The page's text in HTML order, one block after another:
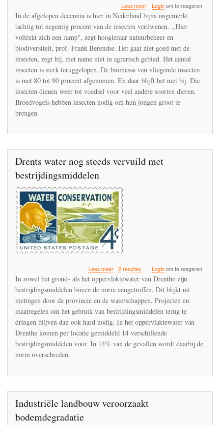
Lees meerover
Friedrich
Nietzsche
(1844-
1900)
in
boek
Aldus
sprak
Zarathoestra:
'Blijf
de
Loginom te reageren
In de afgelopen decennia is hier in Nederland bijna ongemerkt
tachtig tot negentig procent van de insecten verdwenen. ,,Hier
voltrekt zich een ramp", zegt hoogleraar natuurbeheer en
biodiversiteit, prof. Frank Berendse. Het gaat niet goed met de
insecten, zegt hij, met name niet in agrarisch gebied. Het aantal
insecten is sterk teruggelopen. De biomassa van vliegende insecten
is met 80 tot 90 procent afgenomen. En daar blijft het niet bij. Die
insecten dienen weer tot voedsel voor veel andere soorten dieren.
Broedvogels hebben insecten nodig om hun jongen groot te
brengen.
Drents water nog steeds vervuild met
bestrijdingsmiddelen
Lees meerover
Drents
nog
steeds
vervuild
met
bestrijdingsmiddelen
2 reacties Loginom te reageren
In zowel het grond- als het oppervlaktewater van Drenthe zijn
bestrijdingsmiddelen boven de norm aangetroffen. Dit blijkt uit
metingen door de provincie en de waterschappen. Projecten en
maatregelen om het gebruik van bestrijdingsmiddelen terug te
dringen blijven dan ook hard nodig. In het oppervlaktewater van
Drenthe komen per locatie gemiddeld 14 verschillende
bestrijdingsmiddelen voor. In 14% van de gevallen wordt daarbij de
norm overschreden.
Industriële landbouw veroorzaakt
bodemdegradatie